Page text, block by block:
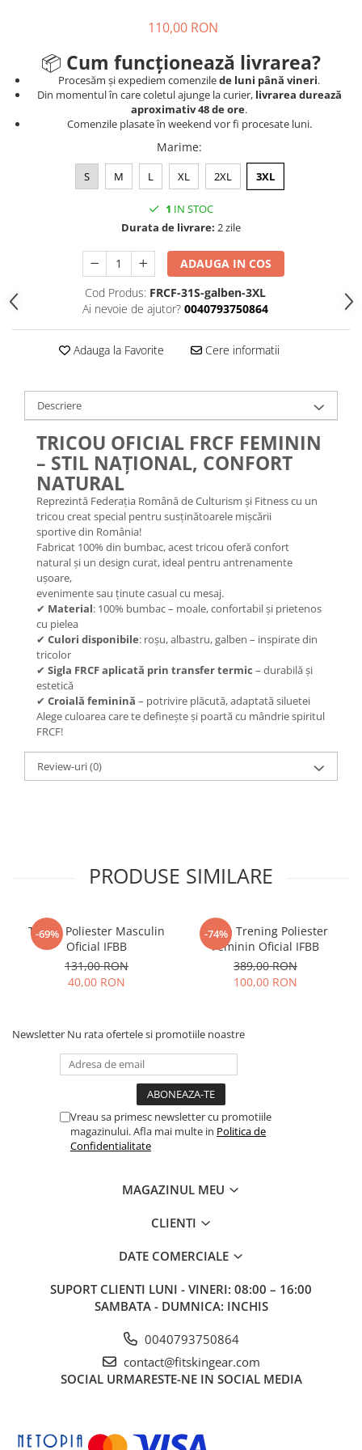
110,00 RON
📦 Cum funcționează livrarea?
Procesăm și expediem comenzilede luni până vineri.
Din momentul în care coletul ajunge la curier, livrarea durează
aproximativ 48 de ore.
Comenzile plasate în weekend vor fi procesate luni.
Marime:
S M L XL 2XL 3XL
1 IN STOC
Durata de livrare: 2 zile
ADAUGA IN COS
Cod Produs: FRCF-31S-galben-3XL
Ai nevoie de ajutor? 0040793750864
Adauga la Favorite Cere informatii
Descriere
TRICOU OFICIAL FRCF FEMININ
– STIL NAȚIONAL, CONFORT
NATURAL
Reprezintă Federația Română de Culturism și Fitness cu un
tricou creat special pentru susținătoarele mișcării
sportive din România!
Fabricat 100% din bumbac, acest tricou oferă confort
natural și un design curat, ideal pentru antrenamente
ușoare,
evenimente sau ținute casual cu mesaj.
✔ Material: 100% bumbac – moale, confortabil și prietenos
cu pielea
✔ Culori disponibile: roșu, albastru, galben – inspirate din
tricolor
✔ Sigla FRCF aplicată prin transfer termic – durabilă și
estetică
✔ Croială feminină – potrivire plăcută, adaptată siluetei
Alege culoarea care te definește și poartă cu mândrie spiritul
FRCF!
Review-uri(0)
PRODUSE SIMILARE
-69%
Tricou Poliester Masculin
Oficial IFBB
131,00 RON
40,00 RON
-74%
Bluza Trening Poliester
Feminin Oficial IFBB
389,00 RON
100,00 RON
Newsletter Nu rata ofertele si promotiile noastre
Vreau sa primesc newsletter cu promotiile
magazinului. Afla mai multe in Politica de
Confidentialitate
MAGAZINUL MEU
CLIENTI
DATE COMERCIALE
SUPORT CLIENTI LUNI - VINERI: 08:00 – 16:00
SAMBATA - DUMNICA: INCHIS
0040793750864
contact@fitskingear.com
SOCIAL URMARESTE-NE IN SOCIAL MEDIA